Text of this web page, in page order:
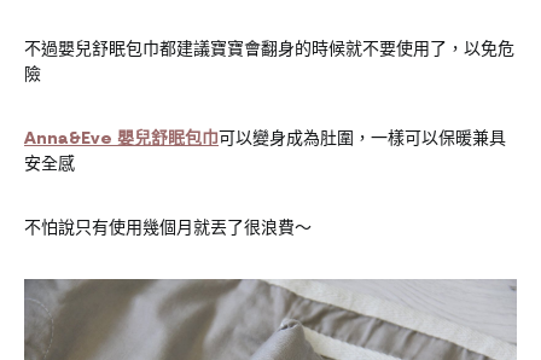
不過嬰兒舒眠包巾都建議寶寶會翻身的時候就不要使用了，以免危
險
Anna&Eve 嬰兒舒眠包巾可以變身成為肚圍，一樣可以保暖兼具
安全感
不怕說只有使用幾個月就丟了很浪費～